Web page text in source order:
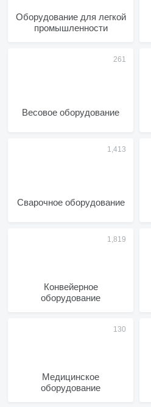
Оборудование для легкой
промышленности
Весовое оборудование
Сварочное оборудование
Конвейерное
оборудование
Медицинское
оборудование